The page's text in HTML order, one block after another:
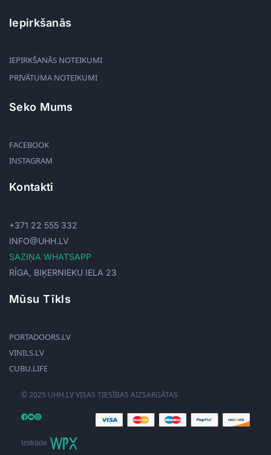
Iepirkšanās
IEPIRKŠANĀS NOTEIKUMI
PRIVĀTUMA NOTEIKUMI
Seko Mums
FACEBOOK
INSTAGRAM
Kontakti
+371 22 555 332
INFO@UHH.LV
SAZIŅA WHATSAPP
RĪGA, BIĶERNIEKU IELA 23
Mūsu Tīkls
PORTADOORS.LV
VINILS.LV
CUBU.LIFE
© 2025 UHH.LV VISAS TIESĪBAS AIZSARGĀTAS
Izstrāde